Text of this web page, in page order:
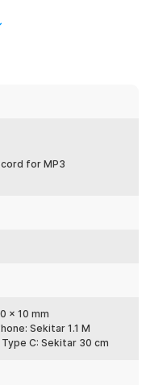
kualitas suara yang lebih
terdengar lebih
dan hemat daya,
menggunakan
cepat dan minim
dan nyaman
tajam dan nyaman
dengan tombol
juga dibekali fitur
suara, ebook, radio FM,
yang kecil dan
for MP3
x 10 mm
Sekitar 1.1 M
Type C: Sekitar 30 cm